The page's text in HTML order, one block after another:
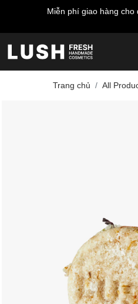
Miễn phí giao hàng
Trang chủ All